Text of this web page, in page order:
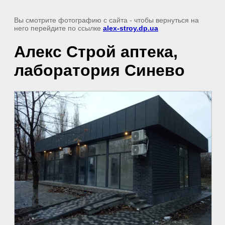
Вы смотрите фотографию с сайта - чтобы вернуться на
него перейдите по ссылке alex-stroy.dp.ua
Алекс Строй аптека,
лаборатория Синево